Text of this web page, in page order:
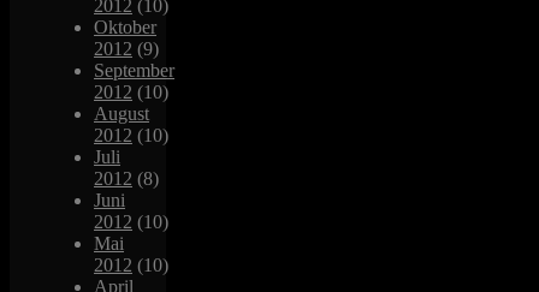
2012 (10)
Oktober
2012 (9)
September
2012 (10)
August
2012 (10)
Juli
2012 (8)
Juni
2012 (10)
Mai
2012 (10)
April